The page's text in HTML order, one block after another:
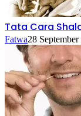
Tata Cara
Fatwa28